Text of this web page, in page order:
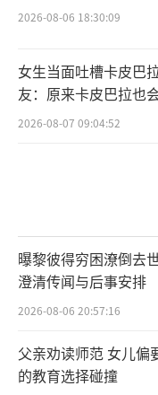
2026-08-06 18:30:09
女生当面吐槽卡皮巴
友：原来卡皮巴拉也
2026-08-07 09:04:52
曝黎彼得穷困潦倒去
澄清传闻与后事安排
2026-08-06 20:57:16
父亲劝读师范 女儿偏
的教育选择碰撞